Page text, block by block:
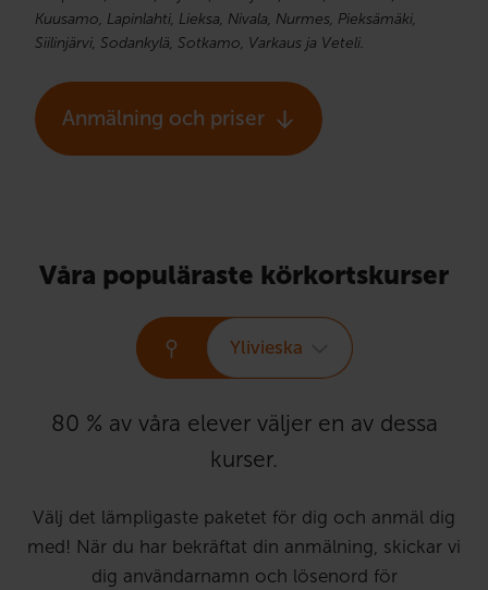
Kuusamo, Lapinlahti, Lieksa, Nivala, Nurmes, Pieksämäki,
Siilinjärvi, Sodankylä, Sotkamo, Varkaus ja Veteli.
Anmälning och priser
Våra populäraste körkortskurser
Ylivieska
80 % av våra elever väljer en av dessa
kurser.
Välj det lämpligaste paketet för dig och anmäl dig
med! När du har bekräftat din anmälning, skickar vi
dig användarnamn och lösenord för